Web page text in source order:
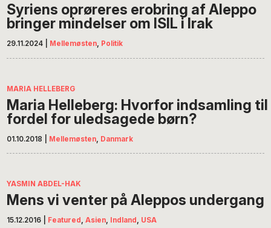
Syriens oprøreres erobring af Aleppo
bringer mindelser om ISIL i Irak
29.11.2024 Mellemøsten, Politik
MARIA HELLEBERG
Maria Helleberg: Hvorfor indsamling til
fordel for uledsagede børn?
01.10.2018 Mellemøsten Danmark
YASMIN ABDEL-HAK
Mens vi venter på Aleppos undergang
15.12.2016 Featured ,Asien, Indland , USA